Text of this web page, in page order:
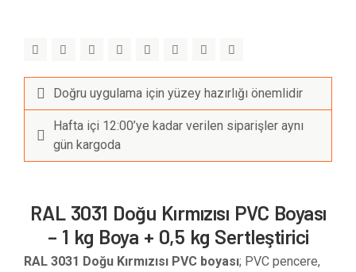
Doğru uygulama için yüzey hazırlığı önemlidir
Hafta içi 12:00’ye kadar verilen siparişler aynı
gün kargoda
RAL 3031 Doğu Kırmızısı PVC Boyası
– 1 kg Boya + 0,5 kg Sertleştirici
RAL 3031 Doğu Kırmızısı PVC boyası; PVC pencere,